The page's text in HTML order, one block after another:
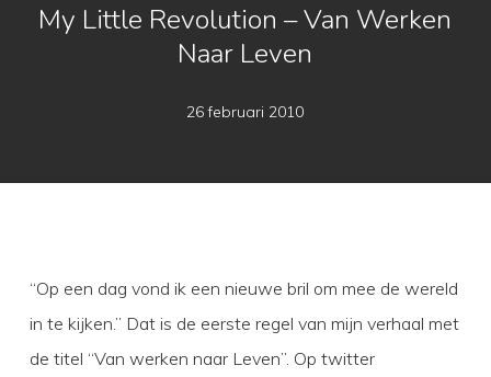
My Little Revolution – Van Werken
Naar Leven
26 februari 2010
“Op een dag vond ik een nieuwe bril om mee de wereld
in te kijken.” Dat is de eerste regel van mijn verhaal met
de titel “Van werken naar Leven”. Op twitter